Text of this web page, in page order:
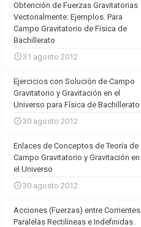
Obtención de Fuerzas Gravitatorias
Vectorialmente: Ejemplos. Para
Campo Gravitatorio de Física de
Bachillerato
31 agosto 2012
Ejercicios con Solución de Campo
Gravitatorio y Gravitación en el
Universo para Física de Bachillerato
30 agosto 2012
Enlaces de Conceptos de Teoría de
Campo Gravitatorio y Gravitación en
el Universo
30 agosto 2012
Acciones (Fuerzas) entre Corrientes
Paralelas Rectilíneas e Indefinidas.